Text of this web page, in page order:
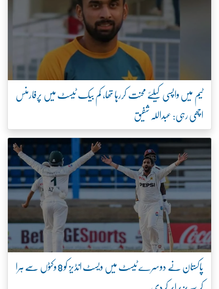
ٹیم میں واپسی کیلئے محنت کررہا تھا، کم بیک ٹیسٹ میں پرفارمنس
اچھی رہی: عبداللہ شفیق
پاکستان نے دوسرے ٹیسٹ میں ویسٹ انڈیز کو 8 وکٹوں سے ہرا